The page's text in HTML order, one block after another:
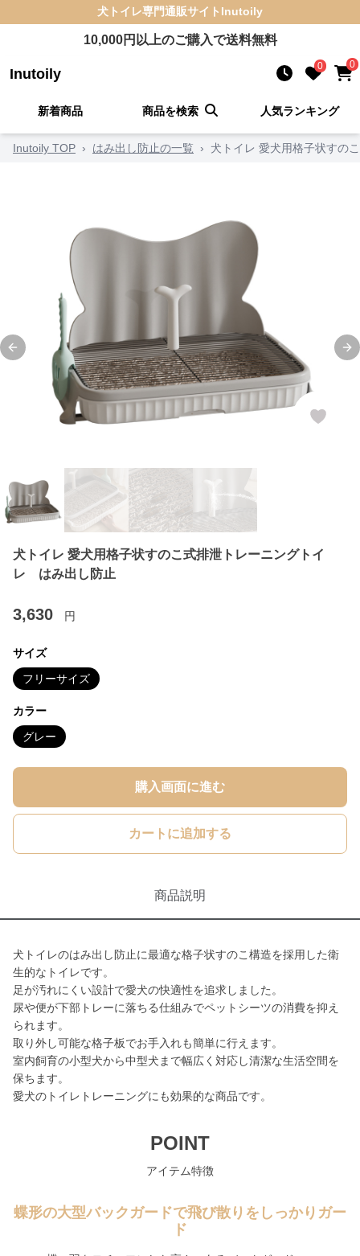
犬トイレ専門通販サイト Inutoily
10,000円以上のご購入で送料無料
Inutoily 0 0
新着商品 商品を検索 人気ランキング
Inutoily TOP › はみ出し防止の一覧 › 犬トイレ 愛犬用格子状すの
Previous slide
犬トイレ 愛犬用格子状すのこ式排泄トレーニングトイ
レ はみ出し防止
3,630 円
サイズ
フリーサイズ
カラー
グレー
購入画面に進む
カートに追加する
商品説明
犬トイレのはみ出し防止に最適な格子状すのこ構造を採用した衛
生的なトイレです。
足が汚れにくい設計で愛犬の快適性を追求しました。
尿や便が下部トレーに落ちる仕組みでペットシーツの消費を抑え
られます。
取り外し可能な格子板でお手入れも簡単に行えます。
室内飼育の小型犬から中型犬まで幅広く対応し清潔な生活空間を
保ちます。
愛犬のトイレトレーニングにも効果的な商品です。
POINT
アイテム特徴
蝶形の大型バックガードで飛び散りをしっかりガー
ド